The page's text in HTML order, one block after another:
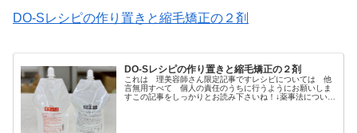
DO-Sレシピの作り置きと縮毛矯正の２剤
DO-Sレシピの作り置きと縮毛矯正の２剤
これは 理美容師さん限定記事ですレシピについては 他
言無用すべて 個人の責任のうちに行うようにお願いしま
すこの記事をしっかりとお読み下さいね！↓薬事法につい